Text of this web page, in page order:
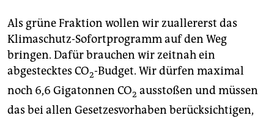
Als grüne Fraktion wollen wir zuallererst das
Klimaschutz-Sofortprogramm auf den Weg
bringen. Dafür brauchen wir zeitnah ein
abgestecktes CO2-Budget. Wir dürfen maximal
noch 6,6 Gigatonnen CO2 ausstoßen und müssen
das bei allen Gesetzesvorhaben berücksichtigen,